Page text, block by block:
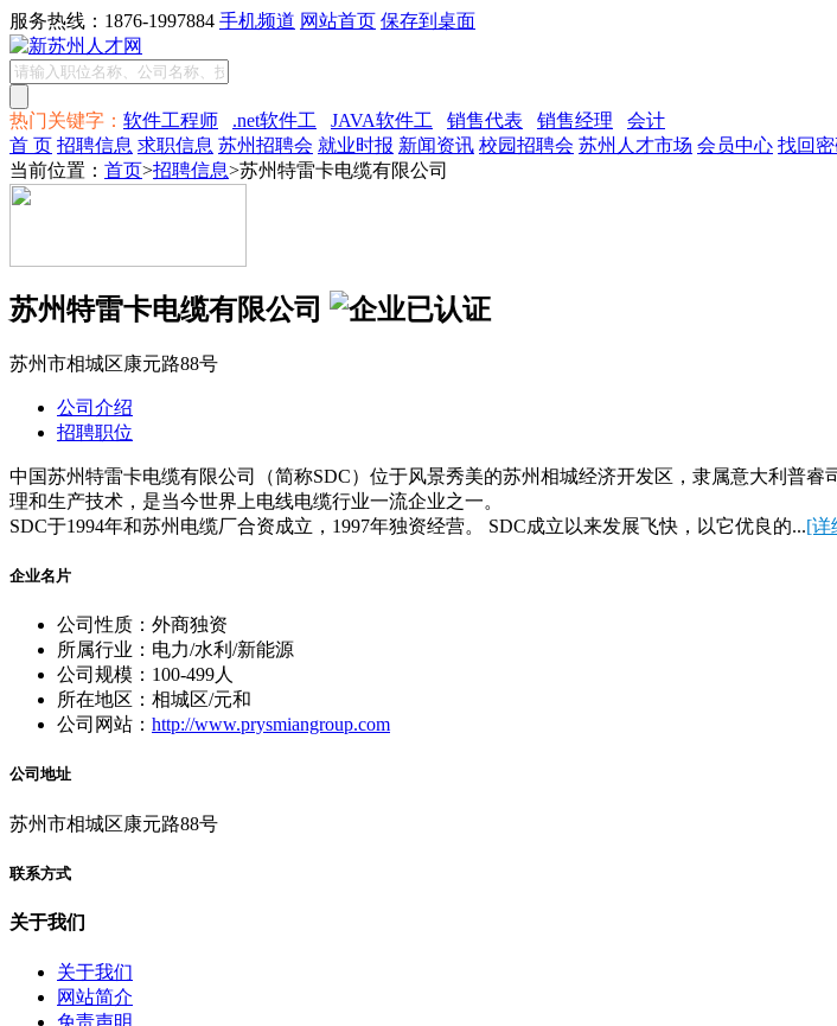
服务热线：1876-1997884 手机频道 网站首页 保存到桌面
热门关键字： 软件工程师 .net软件工 JAVA软件工 销售代表 销售经理
会计
首 页 招聘信息 求职信息 苏州招聘会 就业时报 新闻资讯 校园招聘会 苏州人才市场 会员中心 找回
当前位置： 首页>招聘信息>苏州特雷卡电缆有限公司
苏州特雷卡电缆有限公司
苏州市相城区康元路88号
公司介绍
招聘职位
中国苏州特雷卡电缆有限公司（简称SDC）位于风景秀美的苏州相城经济开发区，隶属意大利普
理和生产技术，是当今世界上电线电缆行业一流企业之一。
SDC于1994年和苏州电缆厂合资成立，1997年独资经营。 SDC成立以来发展飞快，以它优良的...[详
企业名片
公司性质：外商独资
所属行业：电力/水利/新能源
公司规模：100-499人
所在地区：相城区/元和
公司网站： http://www.prysmiangroup.com
公司地址
苏州市相城区康元路88号
联系方式
关于我们
关于我们
网站简介